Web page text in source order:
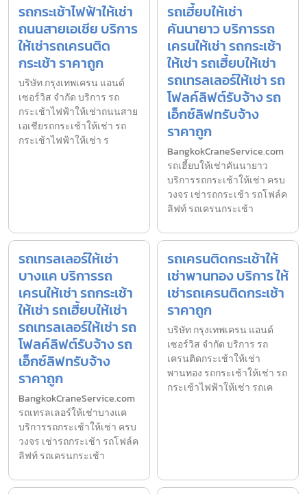
รถกระเช้าไฟฟ้าให้เช่า
ถนนสายเอเชีย บริการ
ให้เช่ารถเครนติด
กระเช้า ราคาถูก
บริษัท กรุงเทพเครน แอนด์
เซอร์วิส จำกัด บริการ รถ
กระเช้าไฟฟ้าให้เช่าถนนสาย
เอเชียรถกระเช้าให้เช่า รถ
กระเช้าไฟฟ้าให้เช่า ร
รถเฮี้ยบให้เช่า
คันนายาว บริการรถ
เครนให้เช่า รถกระเช้า
ให้เช่า รถเฮี้ยบให้เช่า
รถเทรลเลอร์ให้เช่า รถ
โฟลค์ลิฟต์รับจ้าง รถ
เอ็กซ์ลิฟทรับจ้าง
ราคาถูก
BangkokCraneService.com
รถเฮี้ยบให้เช่าคันนายาว
บริการรถกระเช้าให้เช่า ครบ
วงจร เช่ารถกระเช้า รถโฟล์ค
ลิฟท์ รถเครนกระเช้า
รถเทรลเลอร์ให้เช่า
บางแค บริการรถ
เครนให้เช่า รถกระเช้า
ให้เช่า รถเฮี้ยบให้เช่า
รถเทรลเลอร์ให้เช่า รถ
โฟลค์ลิฟต์รับจ้าง รถ
เอ็กซ์ลิฟทรับจ้าง
ราคาถูก
BangkokCraneService.com
รถเทรลเลอร์ให้เช่าบางแค
บริการรถกระเช้าให้เช่า ครบ
วงจร เช่ารถกระเช้า รถโฟล์ค
ลิฟท์ รถเครนกระเช้า
รถเครนติดกระเช้าให้
เช่าพานทอง บริการ ให้
เช่ารถเครนติดกระเช้า
ราคาถูก
บริษัท กรุงเทพเครน แอนด์
เซอร์วิส จำกัด บริการ รถ
เครนติดกระเช้าให้เช่า
พานทอง รถกระเช้าให้เช่า รถ
กระเช้าไฟฟ้าให้เช่า รถเค